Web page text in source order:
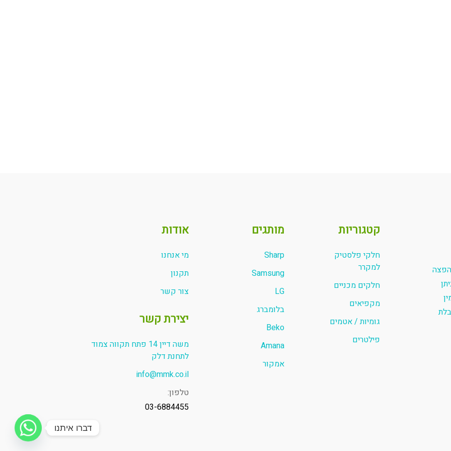
קטגוריות
חלקי פלסטיק
למקרר
חלקים מכניים
מקפיאים
גומיות / אטמים
פילטרים
מותגים
Sharp
Samsung
LG
בלומברג
Beko
Amana
אמקור
אודות
מי אנחנו
תקנון
צור קשר
יצירת קשר
משה דיין 14 פתח תקווה צמוד
לתחנת דלק
info@mmk.co.il
טלפון:
03-6884455
דברו איתנו